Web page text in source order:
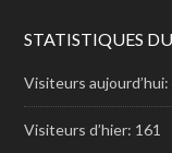
STATISTIQUES
Visiteurs aujourd’hui:
Visiteurs d’hier: 161